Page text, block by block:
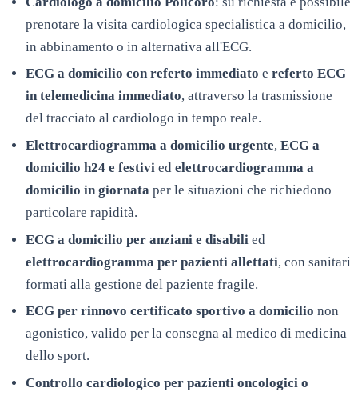
prenotare la visita cardiologica specialistica a domicilio,
in abbinamento o in alternativa all'ECG.
ECG a domicilio con referto immediato e referto ECG
in telemedicina immediato, attraverso la trasmissione
del tracciato al cardiologo in tempo reale.
Elettrocardiogramma a domicilio urgente, ECG a
domicilio h24 e festivi ed elettrocardiogramma a
domicilio in giornata per le situazioni che richiedono
particolare rapidità.
ECG a domicilio per anziani e disabili ed
elettrocardiogramma per pazienti allettati, con sanitari
formati alla gestione del paziente fragile.
ECG per rinnovo certificato sportivo a domicilio non
agonistico, valido per la consegna al medico di medicina
dello sport.
Controllo cardiologico per pazienti oncologici o